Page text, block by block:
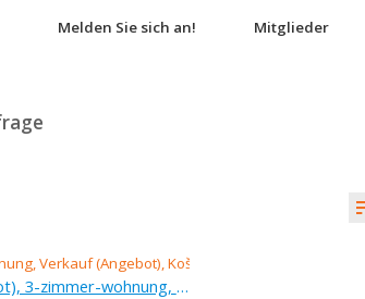
Melden Sie sich an! Mitglieder
Verkauf (Angebot), 3-zimmer-wohnung, 69 m